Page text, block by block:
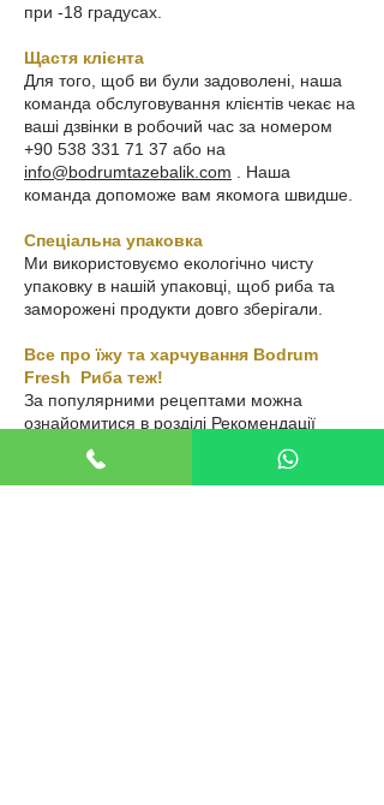
при -18 градусах.
Щастя клієнта
Для того, щоб ви були задоволені, наша
команда обслуговування клієнтів чекає на
ваші дзвінки в робочий час за номером
+90 538 331 71 37 або на
info@bodrumtazebalik.com . Наша
команда допоможе вам якомога швидше.
Спеціальна упаковка
Ми використовуємо екологічно чисту
упаковку в нашій упаковці, щоб риба та
заморожені продукти довго зберігали.
Все про їжу та харчування Bodrum
Fresh
Риба теж!
За популярними рецептами можна
ознайомитися в розділі Рекомендації
шеф-кухаря, а статті про здоровий спосіб
життя, харчування та практичну
інформацію можна знайти в нашому